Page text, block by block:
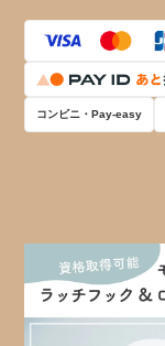
コンビニ・Pay-easy